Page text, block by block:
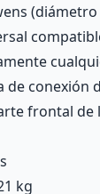
de conexión
frontal de
kg